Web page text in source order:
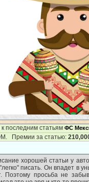
к последним статьям ФС
Премии за статью:
хорошей статьи у
писать. Он впадет в
Поэтому просьба не